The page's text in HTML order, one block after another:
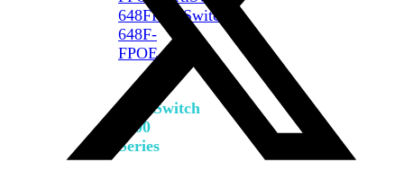
648FFortiSwitch
648F-
FPOE
FortiSwitch
1000
Series